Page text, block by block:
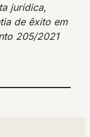
jurídica,
de êxito em
205/2021